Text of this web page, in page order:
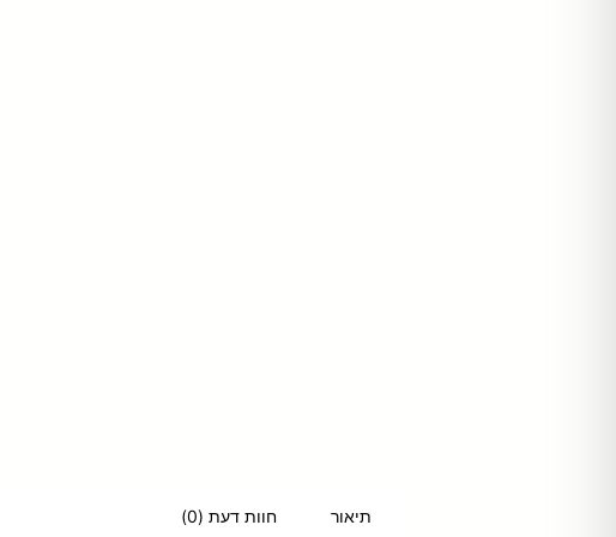
תיאור חוות דעת (0)